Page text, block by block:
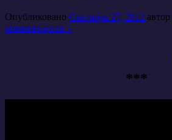
Опубликовано Сентябрь 27, 2012 автор
комментариев ↓
***